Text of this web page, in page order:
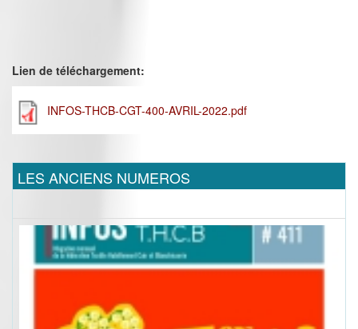
Lien de téléchargement:
INFOS-THCB-CGT-400-AVRIL-2022.pdf
LES ANCIENS NUMEROS